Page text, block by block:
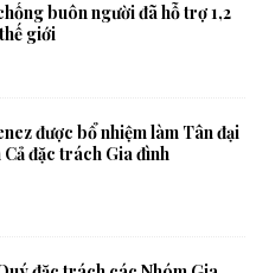
buôn người đã hỗ trợ 1,2
giới
được bổ nhiệm làm Tân đại
đặc trách Gia đình